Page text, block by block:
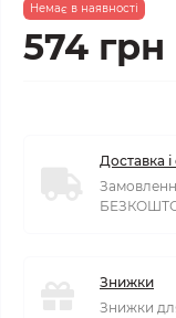
Немає в наявності
574 грн
Доставка
Знижки
Знижки